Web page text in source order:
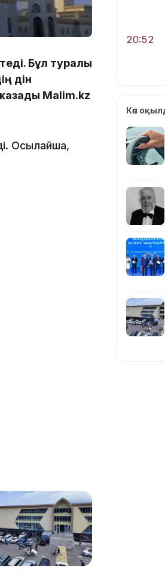
Бұл туралы
дін
Malim.kz
Осылайша,
20:52
19:39
18:45
Көп